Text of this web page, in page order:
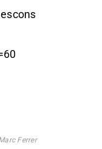
Ferrer